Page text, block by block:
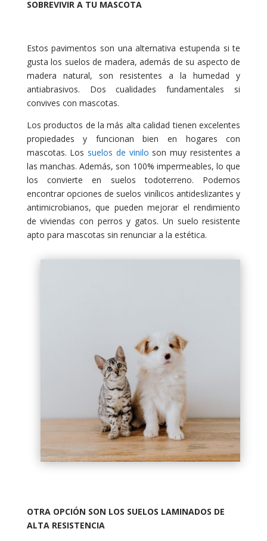
SOBREVIVIR A TU MASCOTA
Estos pavimentos son una alternativa estupenda si te
gusta los suelos de madera, además de su aspecto de
madera natural, son resistentes a la humedad y
antiabrasivos. Dos cualidades fundamentales si
convives con mascotas.
Los productos de la más alta calidad tienen excelentes
propiedades y funcionan bien en hogares con
mascotas. Lossuelos de vinilo son muy resistentes a
las manchas. Además, son 100% impermeables, lo que
los convierte en suelos todoterreno. Podemos
encontrar opciones de suelos vinílicos antideslizantes y
antimicrobianos, que pueden mejorar el rendimiento
de viviendas con perros y gatos. Un suelo resistente
apto para mascotas sin renunciar a la estética.
OTRA OPCIÓN SON LOS SUELOS LAMINADOS DE
ALTA RESISTENCIA